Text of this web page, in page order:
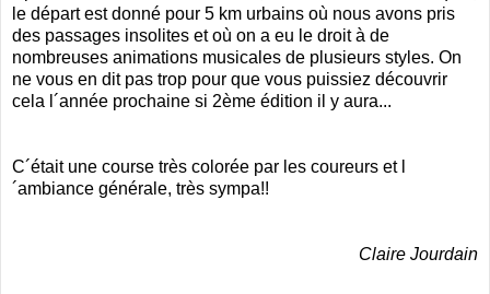
le départ est donné pour 5 km urbains où nous avons pris
des passages insolites et où on a eu le droit à de
nombreuses animations musicales de plusieurs styles. On
ne vous en dit pas trop pour que vous puissiez découvrir
cela l´année prochaine si 2ème édition il y aura...
C´était une course très colorée par les coureurs et l
´ambiance générale, très sympa!!
Claire Jourdain